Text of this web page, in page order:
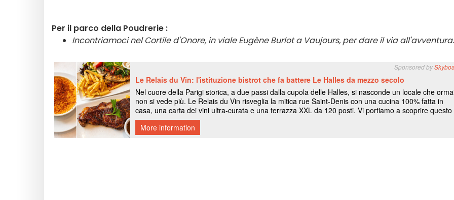
Per il parco della Poudrerie :
Incontriamoci nel Cortile d'Onore, in viale Eugène Burlot a Vaujours, per dare il via all'avventura.